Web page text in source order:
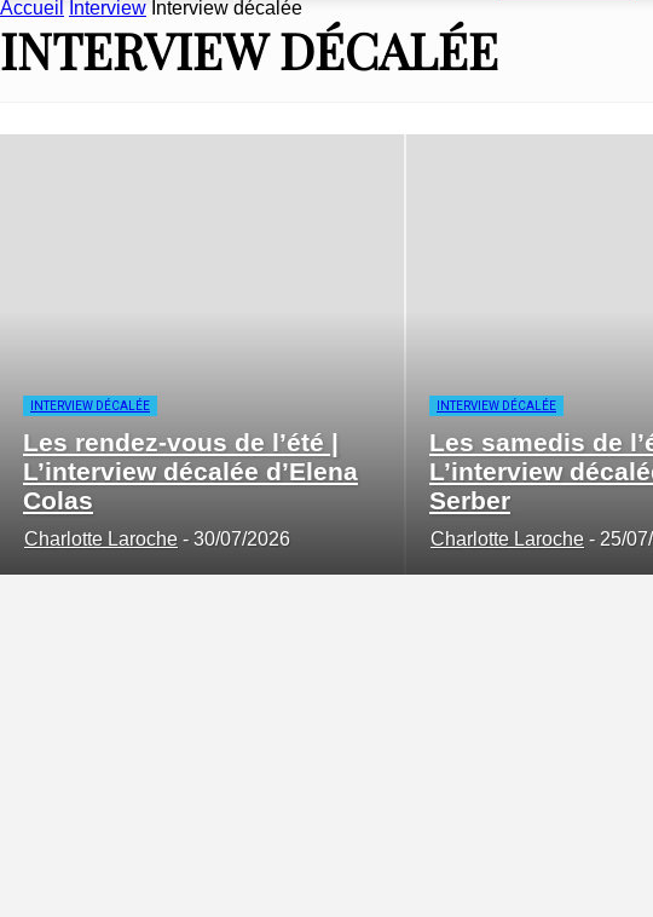
Accueil Interview Interview décalée
INTERVIEW DÉCALÉE
INTERVIEW DÉCALÉE
Les rendez-vous de l’été |
L’interview décalée d’Elena
Colas
Charlotte Laroche - 30/07/2026
INTERVIEW DÉCALÉE
Les samedis de
L’interview
Serber
Charlotte Laroche - 25/